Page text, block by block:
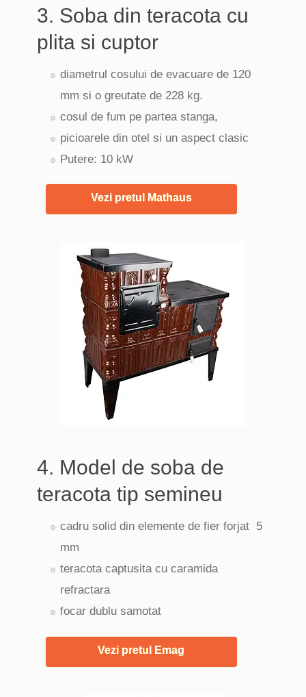
3. Soba din teracota cu
plita si cuptor
diametrul cosului de evacuare de 120
mm si o greutate de 228 kg.
cosul de fum pe partea stanga,
picioarele din otel si un aspect clasic
Putere: 10 kW
Vezi pretul Mathaus
4. Model de soba de
teracota tip semineu
cadru solid din elemente de fier forjat 5
mm
teracota captusita cu caramida
refractara
focar dublu samotat
Vezi pretul Emag